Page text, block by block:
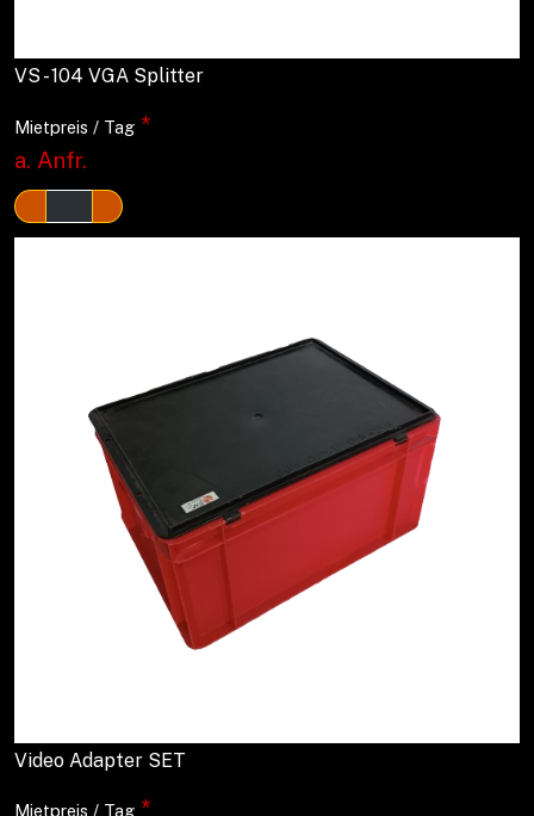
VS - 104 VGA Splitter
Mietpreis / Tag *
a. Anfr.
Video Adapter SET
Mietpreis / Tag *